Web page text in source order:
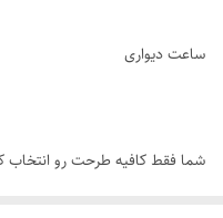
ساعت دیواری
شما فقط کافیه طرحت رو